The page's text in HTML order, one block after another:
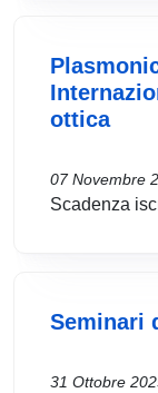
ottica
07 Novembre
Scadenza
Seminari
31 Ottobre